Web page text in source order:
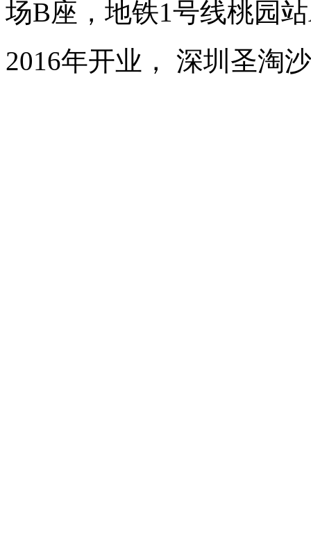
场B座，地铁1号线桃园
2016年开业， 深圳圣